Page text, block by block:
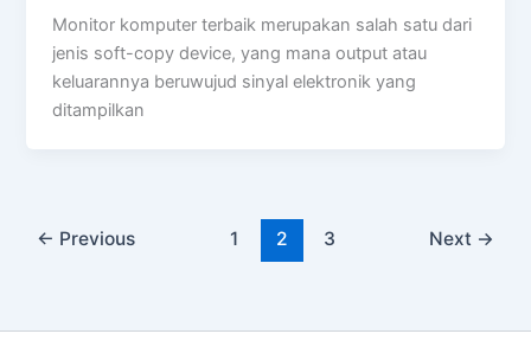
Monitor komputer terbaik merupakan salah satu dari
jenis soft-copy device, yang mana output atau
keluarannya beruwujud sinyal elektronik yang
ditampilkan
← Previous 1 2 3 Next →